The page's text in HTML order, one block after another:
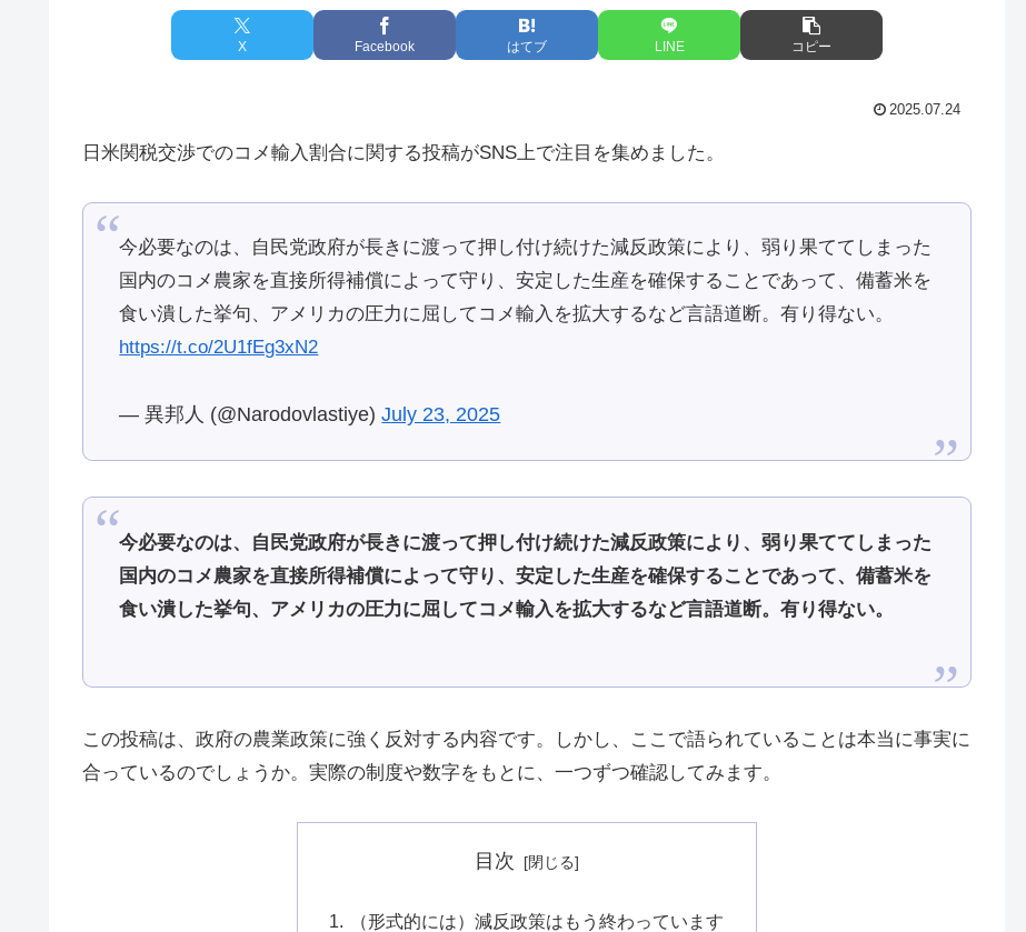
X Facebook はてブ LINE コピー
2025.07.24
日米関税交渉でのコメ輸入割合に関する投稿がSNS上で注目を集めました。
今必要なのは、自民党政府が長きに渡って押し付け続けた減反政策により、弱り果ててしまった
国内のコメ農家を直接所得補償によって守り、安定した生産を確保することであって、備蓄米を
食い潰した挙句、アメリカの圧力に屈してコメ輸入を拡大するなど言語道断。有り得ない。
https://t.co/2U1fEg3xN2
— 異邦人 (@Narodovlastiye)July 23, 2025
今必要なのは、自民党政府が長きに渡って押し付け続けた減反政策により、弱り果ててしまった
国内のコメ農家を直接所得補償によって守り、安定した生産を確保することであって、備蓄米を
食い潰した挙句、アメリカの圧力に屈してコメ輸入を拡大するなど言語道断。有り得ない。
この投稿は、政府の農業政策に強く反対する内容です。しかし、ここで語られていることは本当に事実に
合っているのでしょうか。実際の制度や数字をもとに、一つずつ確認してみます。
目次
（形式的には）減反政策はもう終わっています